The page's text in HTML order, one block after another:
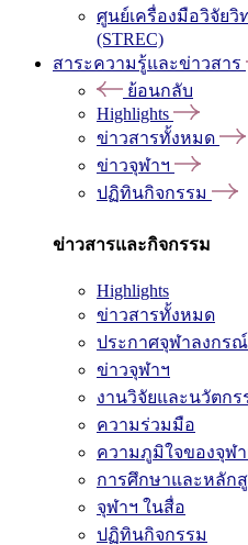
ศูนย์เครื่องมือวิจัยวิ
(STREC)
สาระความรู้และข่าวสาร
ย้อนกลับ
Highlights
ข่าวสารทั้งหมด
ข่าวจุฬาฯ
ปฏิทินกิจกรรม
ข่าวสารและกิจกรรม
Highlights
ข่าวสารทั้งหมด
ประกาศจุฬาลงกร
ข่าวจุฬาฯ
งานวิจัยและนวัตกร
ความร่วมมือ
ความภูมิใจของจุฬ
การศึกษาและหลัก
จุฬาฯ ในสื่อ
ปฏิทินกิจกรรม